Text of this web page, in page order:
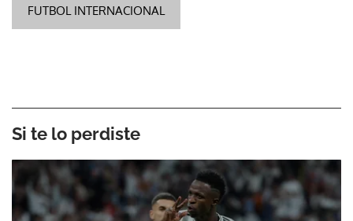
FUTBOL INTERNACIONAL
Si te lo perdiste